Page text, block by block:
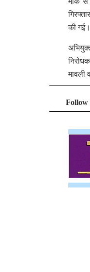
की गई।
मावली
Follow